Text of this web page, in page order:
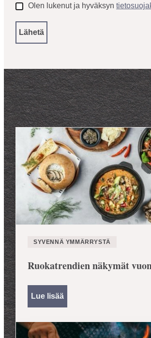
Olen lukenut ja hyväksyn
SYVENNÄ YMMÄRRYSTÄ
Ruokatrendien näkymät
Lue lisää